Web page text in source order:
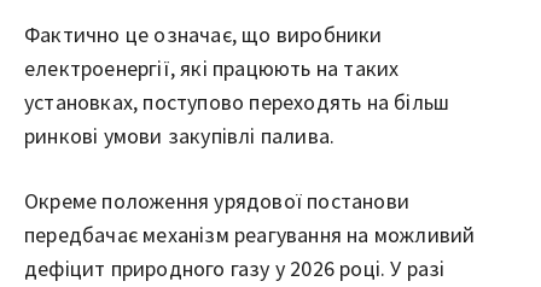
Фактично це означає, що виробники
електроенергії, які працюють на таких
установках, поступово переходять на більш
ринкові умови закупівлі палива.
Окреме положення урядової постанови
передбачає механізм реагування на можливий
дефіцит природного газу у 2026 році. У разі